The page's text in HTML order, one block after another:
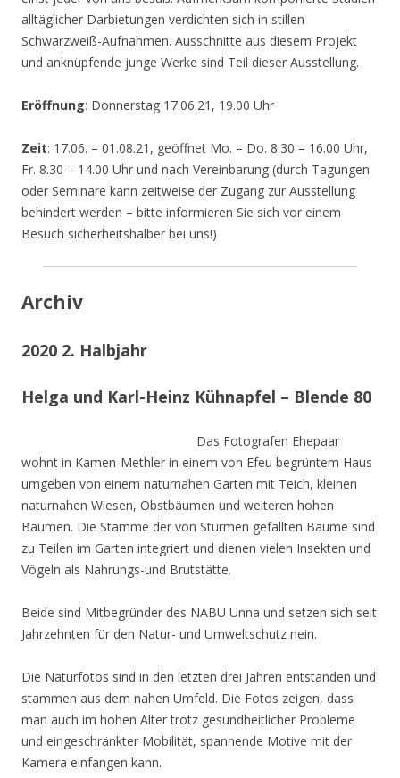
alltäglicher Darbietungen verdichten sich in stillen
Schwarzweiß-Aufnahmen. Ausschnitte aus diesem Projekt
und anknüpfende junge Werke sind Teil dieser Ausstellung.
Eröffnung: Donnerstag 17.06.21, 19.00 Uhr
Zeit: 17.06. – 01.08.21, geöffnet Mo. – Do. 8.30 – 16.00 Uhr,
Fr. 8.30 – 14.00 Uhr und nach Vereinbarung (durch Tagungen
oder Seminare kann zeitweise der Zugang zur Ausstellung
behindert werden – bitte informieren Sie sich vor einem
Besuch sicherheitshalber bei uns!)
Archiv
2020 2. Halbjahr
Helga und Karl-Heinz Kühnapfel – Blende 80
Das Fotografen Ehepaar
wohnt in Kamen-Methler in einem von Efeu begrüntem Haus
umgeben von einem naturnahen Garten mit Teich, kleinen
naturnahen Wiesen, Obstbäumen und weiteren hohen
Bäumen. Die Stämme der von Stürmen gefällten Bäume sind
zu Teilen im Garten integriert und dienen vielen Insekten und
Vögeln als Nahrungs-und Brutstätte.
Beide sind Mitbegründer des NABU Unna und setzen sich seit
Jahrzehnten für den Natur- und Umweltschutz nein.
Die Naturfotos sind in den letzten drei Jahren entstanden und
stammen aus dem nahen Umfeld. Die Fotos zeigen, dass
man auch im hohen Alter trotz gesundheitlicher Probleme
und eingeschränkter Mobilität, spannende Motive mit der
Kamera einfangen kann.